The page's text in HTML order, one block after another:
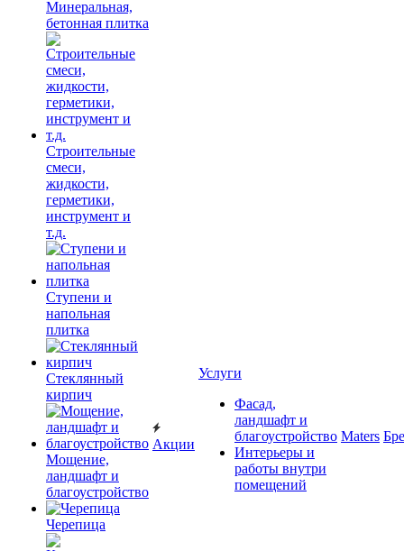
Минеральная,
бетонная плитка
Строительные
смеси,
жидкости,
герметики,
инструмент и
т.д.
Ступени и
напольная
плитка
Cтеклянный
кирпич
Мощение,
ландшафт и
благоустройство
Черепица
Акции
Услуги
Фасад,
ландшафт и
благоустройство
Интерьеры и
работы внутри
помещений
Maters